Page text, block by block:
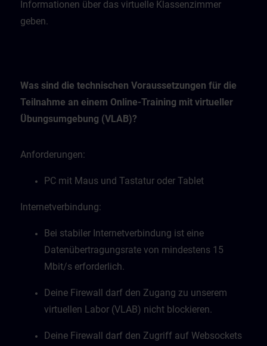
Informationen über das virtuelle Klassenzimmer
geben.
Was sind die technischen Voraussetzungen für die
Teilnahme an einem Online-Training mit virtueller
Übungsumgebung (VLAB)?
Anforderungen:
PC mit Maus und Tastatur oder Tablet
Internetverbindung:
Bei stabiler Internetverbindung ist eine
Datenübertragungsrate von mindestens 15
Mbit/s erforderlich.
Deine Firewall darf den Zugang zu unserem
virtuellen Labor (VLAB) nicht blockieren.
Deine Firewall darf den Zugriff auf Websockets